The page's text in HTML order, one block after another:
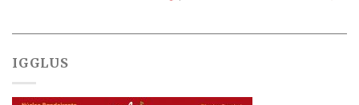
IGGLUS